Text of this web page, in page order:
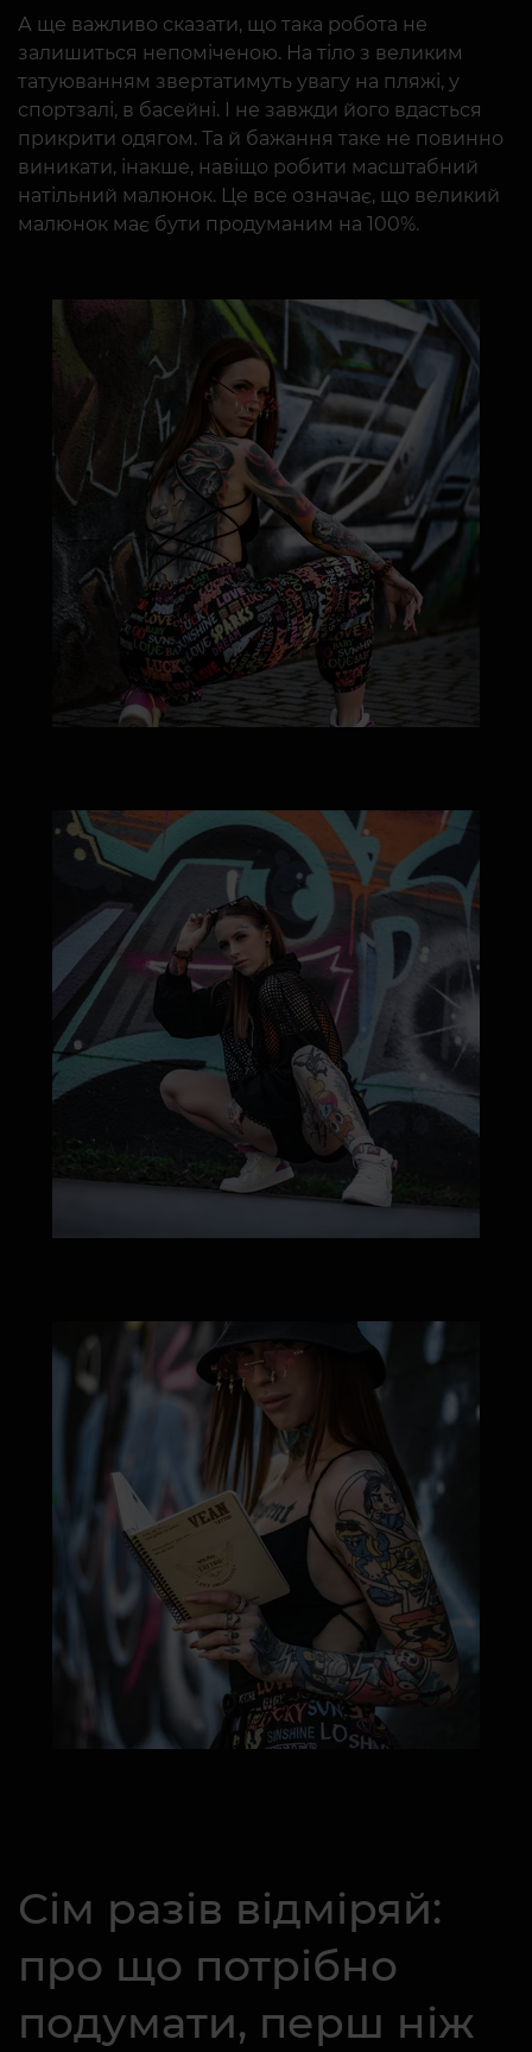
А ще важливо сказати, що така робота не
залишиться непоміченою. На тіло з великим
татуюванням звертатимуть увагу на пляжі, у
спортзалі, в басейні. І не завжди його вдасться
прикрити одягом. Та й бажання таке не повинно
виникати, інакше, навіщо робити масштабний
натільний малюнок. Це все означає, що великий
малюнок має бути продуманим на 100%.
Сім разів відміряй:
про що потрібно
подумати, перш ніж